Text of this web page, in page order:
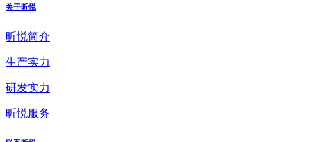
关于昕悦
昕悦简介
生产实力
研发实力
昕悦服务